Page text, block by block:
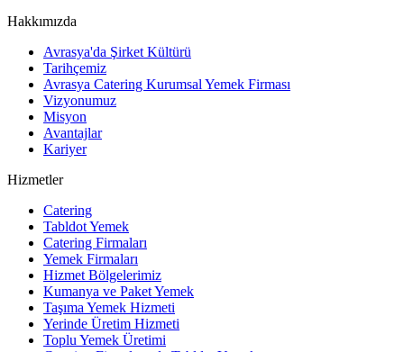
Hakkımızda
Avrasya'da Şirket Kültürü
Tarihçemiz
Avrasya Catering Kurumsal Yemek Firması
Vizyonumuz
Misyon
Avantajlar
Kariyer
Hizmetler
Catering
Tabldot Yemek
Catering Firmaları
Yemek Firmaları
Hizmet Bölgelerimiz
Kumanya ve Paket Yemek
Taşıma Yemek Hizmeti
Yerinde Üretim Hizmeti
Toplu Yemek Üretimi